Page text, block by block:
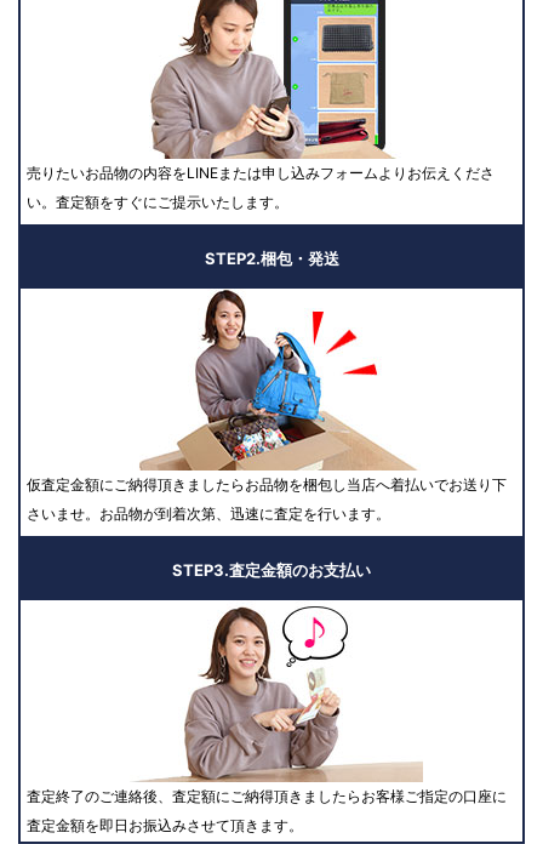
売りたいお品物の内容をLINEまたは申し込みフォームよりお伝えくださ
い。査定額をすぐにご提示いたします。
STEP2.梱包・発送
仮査定金額にご納得頂きましたらお品物を梱包し当店へ着払いでお送り下
さいませ。お品物が到着次第、迅速に査定を行います。
STEP3.査定金額のお支払い
査定終了のご連絡後、査定額にご納得頂きましたらお客様ご指定の口座に
査定金額を即日お振込みさせて頂きます。